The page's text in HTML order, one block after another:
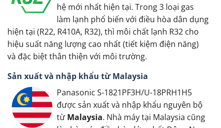
hệ mới nhất hiện tại. Trong 3 loại gas
làm lạnh phổ biến với điều hòa dân dụng
hiện tại (R22, R410A, R32), thì môi chất lạnh R32 cho
hiệu suất năng lượng cao nhất (tiết kiệm điện năng)
và đặc biệt thân thiện với môi trường.
Sản xuất và nhập khẩu từ Malaysia
Panasonic S-1821PF3H/U-18PRH1H5
được sản xuất và nhập khẩu nguyên bộ
từ Malaysia. Nhà máy tại Malaysia cũng